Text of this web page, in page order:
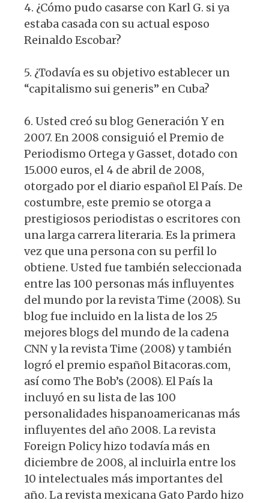
4. ¿Cómo pudo casarse con Karl G. si ya
estaba casada con su actual esposo
Reinaldo Escobar?
5. ¿Todavía es su objetivo establecer un
“capitalismo sui generis” en Cuba?
6. Usted creó su blog Generación Y en
2007. En 2008 consiguió el Premio de
Periodismo Ortega y Gasset, dotado con
15.000 euros, el 4 de abril de 2008,
otorgado por el diario español El País. De
costumbre, este premio se otorga a
prestigiosos periodistas o escritores con
una larga carrera literaria. Es la primera
vez que una persona con su perfil lo
obtiene. Usted fue también seleccionada
entre las 100 personas más influyentes
del mundo por la revista Time (2008). Su
blog fue incluido en la lista de los 25
mejores blogs del mundo de la cadena
CNN y la revista Time (2008) y también
logró el premio español Bitacoras.com,
así como The Bob’s (2008). El País la
incluyó en su lista de las 100
personalidades hispanoamericanas más
influyentes del año 2008. La revista
Foreign Policy hizo todavía más en
diciembre de 2008, al incluirla entre los
10 intelectuales más importantes del
año. La revista mexicana Gato Pardo hizo